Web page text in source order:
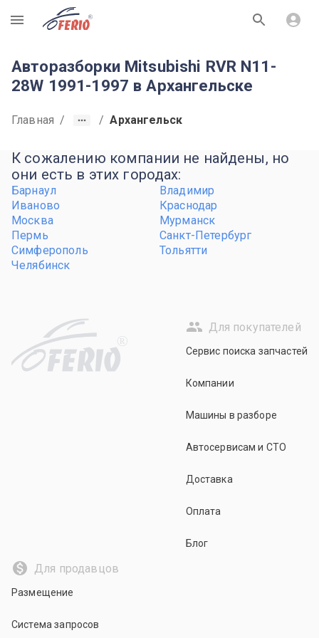
R
Авторазборки Mitsubishi RVR N11-
28W 1991-1997 в Архангельске
Главная / / Архангельск
К сожалению компании не найдены, но
они есть в этих городах:
Барнаул
Владимир
Иваново
Краснодар
Москва
Мурманск
Пермь
Санкт-Петербург
Симферополь
Тольятти
Челябинск
R
Для покупателей
Сервис поиска запчастей
Компании
Машины в разборе
Автосервисам и СТО
Доставка
Оплата
Блог
Для продавцов
Размещение
Система запросов